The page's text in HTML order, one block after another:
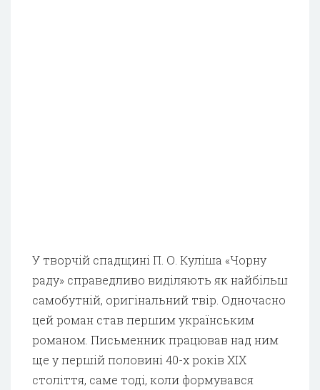
У творчій спадщині П. О. Куліша «Чорну
раду» справедливо виділяють як найбільш
самобутній, оригінальний твір. Одночасно
цей роман став першим українським
романом. Письменник працював над ним
ще у першій половині 40-х років XIX
століття, саме тоді, коли формувався